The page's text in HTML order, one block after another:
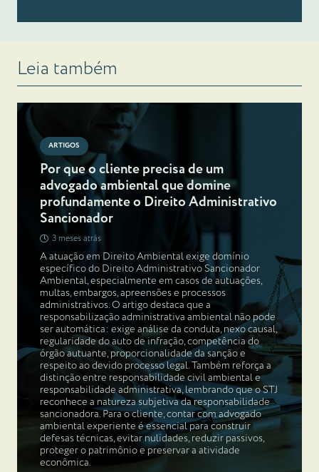
Leia também
ARTIGOS
Por que o cliente precisa de um
advogado ambiental que domine
profundamente o Direito Administrativo
Sancionador
3 meses atrás
A atuação em Direito Ambiental exige domínio
específico do Direito Administrativo Sancionador
Ambiental, especialmente em casos de autuações,
multas, embargos, apreensões e processos
administrativos. O artigo destaca que a
responsabilização administrativa ambiental não pode
ser automática: exige análise da conduta, nexo causal,
regularidade do auto de infração, competência do
órgão autuante, proporcionalidade da sanção e
respeito ao devido processo legal. Também reforça a
distinção entre responsabilidade civil ambiental e
responsabilidade administrativa, lembrando que o STJ
reconhece a natureza subjetiva da responsabilidade
sancionadora. Para o cliente, contar com advogado
ambiental experiente é essencial para construir
defesas técnicas, evitar nulidades, reduzir passivos,
proteger o patrimônio e preservar a atividade
econômica.